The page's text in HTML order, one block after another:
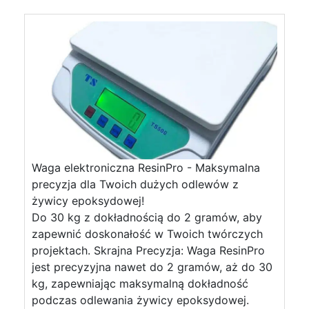
Waga elektroniczna ResinPro - Maksymalna
precyzja dla Twoich dużych odlewów z
żywicy epoksydowej!
Do 30 kg z dokładnością do 2 gramów, aby
zapewnić doskonałość w Twoich twórczych
projektach. Skrajna Precyzja: Waga ResinPro
jest precyzyjna nawet do 2 gramów, aż do 30
kg, zapewniając maksymalną dokładność
podczas odlewania żywicy epoksydowej.